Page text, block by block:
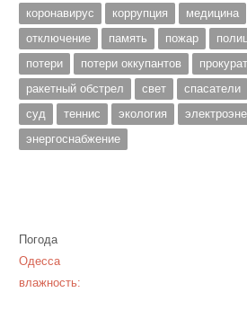
коронавирус
коррупция медицина
отключение
память пожар
потери
потери оккупантов
ракетный обстрел
свет спасатели
суд
теннис экология
энергоснабжение
Погода
Одесса
влажность: